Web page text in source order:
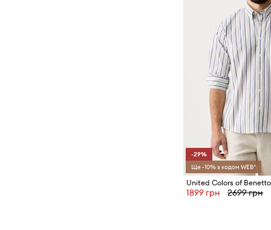
-29%
Ще -10% з кодом WEB*
1899 грн 2699 грн